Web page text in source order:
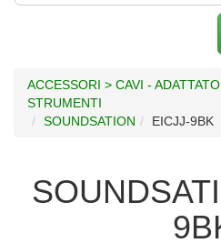
ACCESSORI > CAVI -
STRUMENTI
SOUNDSATION
EICJJ-9BK